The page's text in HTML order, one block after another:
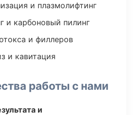
и плазмолифтинг
и карбоновый пилинг
и филлеров
и кавитация
работы с нами
и